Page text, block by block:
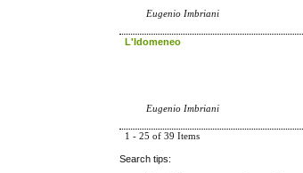
Eugenio Imbriani
L'Idomeneo
Eugenio Imbriani
1 - 25 of 39 Items
Search tips: